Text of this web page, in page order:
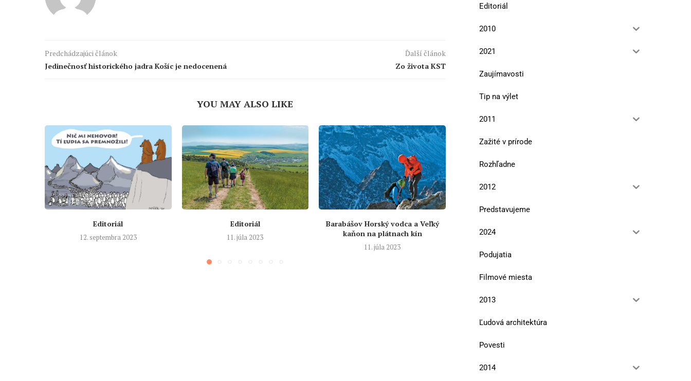
Predchádzajúci článok
Jedinečnosť historického jadra Košíc je nedocenená
Ďalší článok
Zo života KST
YOU MAY ALSO LIKE
Editoriál
12. septembra 2023
Editoriál
11. júla 2023
Barabášov Horský vodca a Veľký
kaňon na plátnach kín
11. júla 2023
12. januára 2023
Editoriál
2010
2021
Zaujímavosti
Tip na výlet
2011
Zažité v prírode
Rozhľadne
2012
Predstavujeme
2024
Podujatia
Filmové miesta
2013
Ľudová architektúra
Povesti
2014